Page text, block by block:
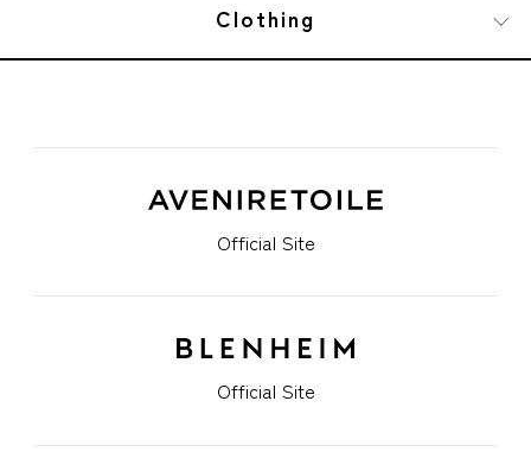
Clothing
Official Site
Official Site